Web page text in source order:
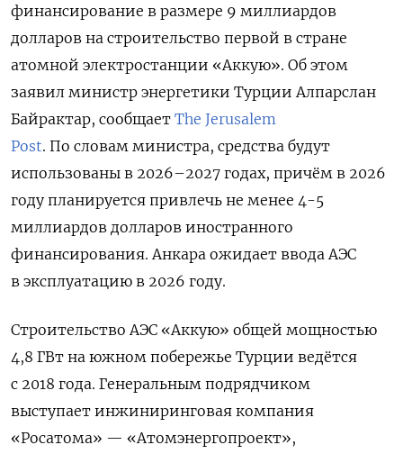
финансирование в размере 9 миллиардов
долларов на строительство первой в стране
атомной электростанции «Аккую». Об этом
заявил министр энергетики Турции Алпарслан
Байрактар, сообщает The Jerusalem
Post. По словам министра, средства будут
использованы в 2026–2027 годах, причём в 2026
году планируется привлечь не менее 4-5
миллиардов долларов иностранного
финансирования. Анкара ожидает ввода АЭС
в эксплуатацию в 2026 году.
Строительство АЭС «Аккую» общей мощностью
4,8 ГВт на южном побережье Турции ведётся
с 2018 года. Генеральным подрядчиком
выступает инжиниринговая компания
«Росатома» — «Атомэнергопроект»,